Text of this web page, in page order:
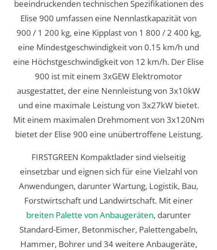
beeindruckenden technischen Spezifikationen des
Elise 900 umfassen eine Nennlastkapazität von
900 / 1 200 kg, eine Kipplast von 1 800 / 2 400 kg,
eine Mindestgeschwindigkeit von 0.15 km/h und
eine Höchstgeschwindigkeit von 12 km/h. Der Elise
900 ist mit einem 3xGEW Elektromotor
ausgestattet, der eine Nennleistung von 3x10kW
und eine maximale Leistung von 3x27kW bietet.
Mit einem maximalen Drehmoment von 3x120Nm
bietet der Elise 900 eine unübertroffene Leistung.
FIRSTGREEN Kompaktlader sind vielseitig
einsetzbar und eignen sich für eine Vielzahl von
Anwendungen, darunter Wartung, Logistik, Bau,
Forstwirtschaft und Landwirtschaft. Mit einer
breiten Palette von Anbaugeräten, darunter
Standard-Eimer, Betonmischer, Palettengabeln,
Hammer, Bohrer und 34 weitere Anbaugeräte,